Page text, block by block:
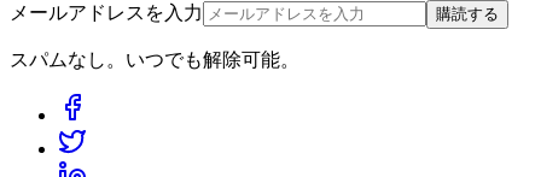
メールアドレスを入力 購読する
スパムなし。いつでも解除可能。